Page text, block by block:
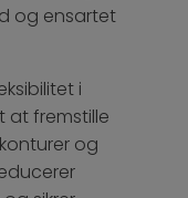
og ensartet
i
at fremstille
og